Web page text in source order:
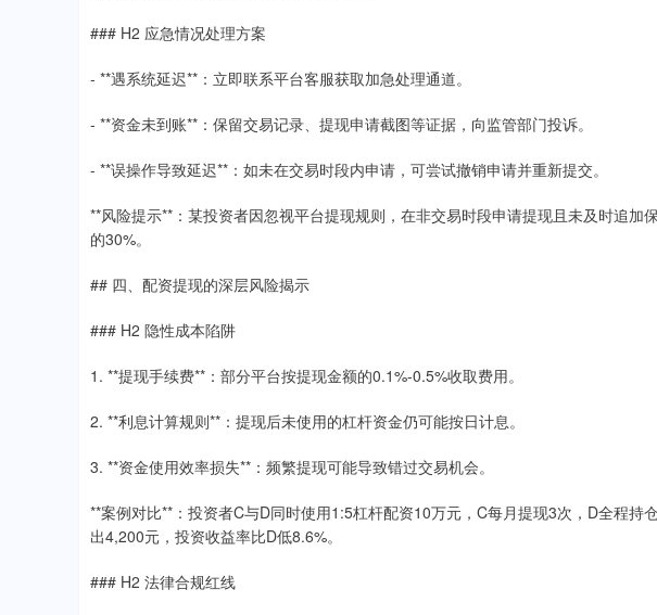
### H2 应急情况处理方案
- **遇系统延迟**：立即联系平台客服获取加急处理通道。
- **资金未到账**：保留交易记录、提现申请截图等证据，向监管部门投诉。
- **误操作导致延迟**：如未在交易时段内申请，可尝试撤销申请并重新提交。
**风险提示**：某投资者因忽视平台提现规则，在非交易时段申请提现且未及时追加
的30%。
## 四、配资提现的深层风险揭示
### H2 隐性成本陷阱
1. **提现手续费**：部分平台按提现金额的0.1%-0.5%收取费用。
2. **利息计算规则**：提现后未使用的杠杆资金仍可能按日计息。
3. **资金使用效率损失**：频繁提现可能导致错过交易机会。
**案例对比**：投资者C与D同时使用1:5杠杆配资10万元，C每月提现3次，D全程持
出4,200元，投资收益率比D低8.6%。
### H2 法律合规红线